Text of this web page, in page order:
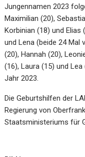
Jungennamen 2023
Maximilian (20),
Korbinian (18) und
und Lena (beide 24 Mal
(20), Hannah (20),
(16), Laura (15) und
Jahr 2023.
Die Geburtshilfen der
Regierung von
Staatsministeriums für